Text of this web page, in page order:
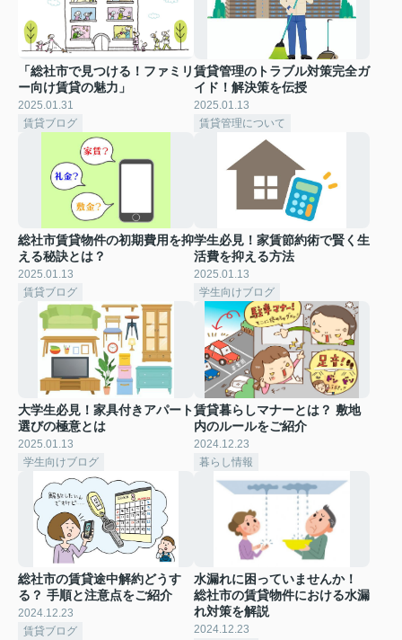
「総社市で見つける！ファミリ
ー向け賃貸の魅力」
2025.01.31
賃貸ブログ
賃貸管理のトラブル対策完全ガ
イド！解決策を伝授
2025.01.13
賃貸管理について
総社市賃貸物件の初期費用を抑
える秘訣とは？
2025.01.13
賃貸ブログ
学生必見！家賃節約術で賢く生
活費を抑える方法
2025.01.13
学生向けブログ
大学生必見！家具付きアパート
選びの極意とは
2025.01.13
学生向けブログ
賃貸暮らしマナーとは？ 敷地
内のルールをご紹介
2024.12.23
暮らし情報
総社市の賃貸途中解約どうす
る？ 手順と注意点をご紹介
2024.12.23
賃貸ブログ
水漏れに困っていませんか！
総社市の賃貸物件における水漏
れ対策を解説
2024.12.23